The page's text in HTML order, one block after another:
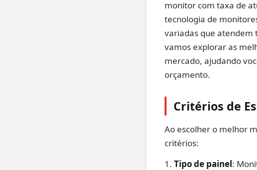
monitor com taxa de
tecnologia de
variadas que atendem
vamos explorar as
mercado, ajudando
orçamento.
Critérios de
Ao escolher o melhor
critérios:
1. Tipo de painel: